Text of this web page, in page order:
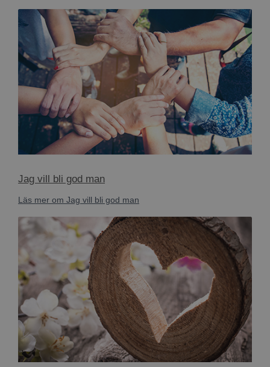
Jag vill bli god man
Läs mer om Jag vill bli god man